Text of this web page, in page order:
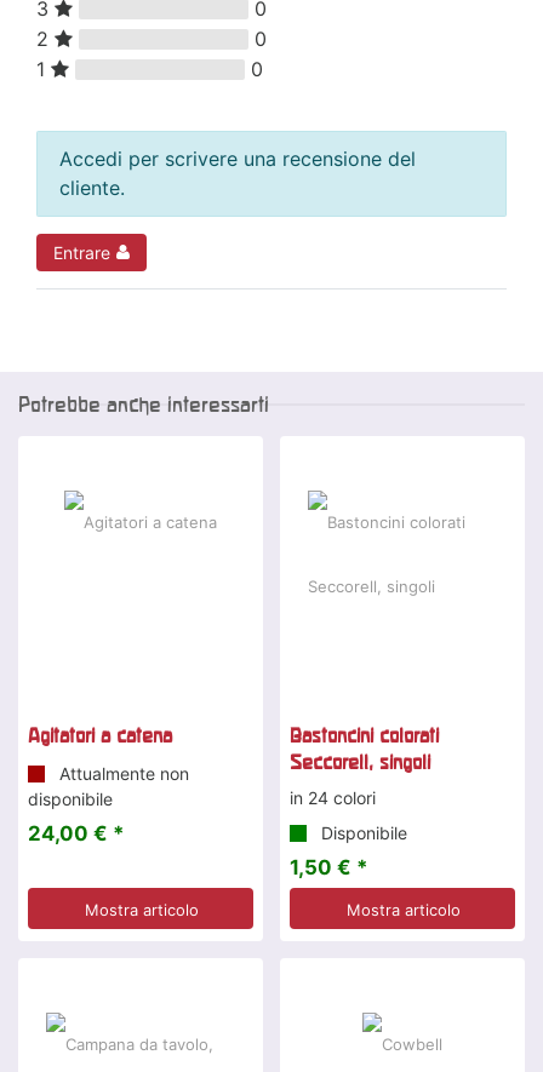
3
0
2
0
1
0
Accedi per scrivere una recensione del
cliente.
Entrare
Potrebbe anche interessarti
Agitatori a catena
Attualmente non
disponibile
24,00 € *
Mostra articolo
Bastoncini colorati
Seccorell, singoli
in 24 colori
Disponibile
1,50 € *
Mostra articolo